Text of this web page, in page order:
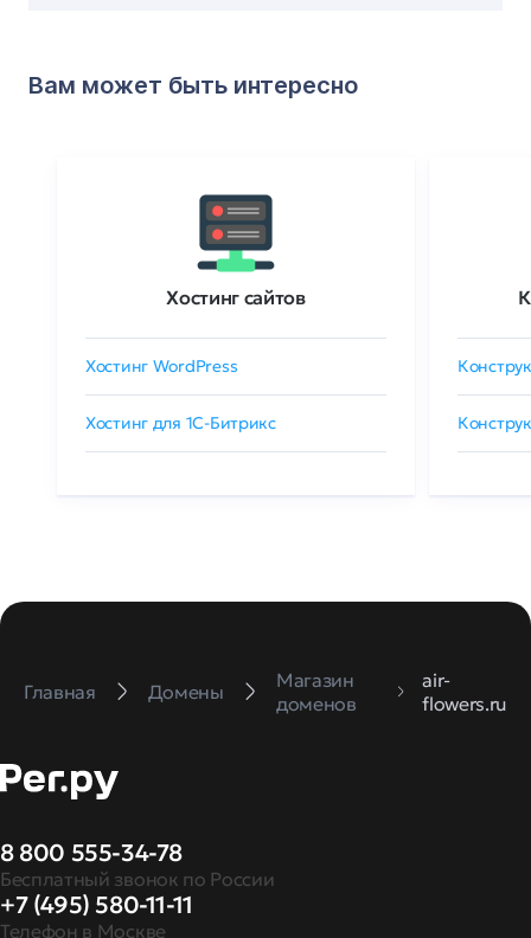
Вам может быть интересно
Хостинг сайтов
Хостинг WordPress
Хостинг для 1C-Битрикс
Главная Домены
Магазин
доменов
air-
flowers.ru
8 800 555-34-78
Бесплатный звонок по России
+7 (495) 580-11-11
Телефон в Москве